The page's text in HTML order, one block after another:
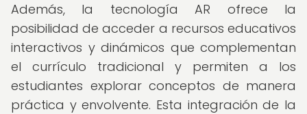
Además, la tecnología AR ofrece la
posibilidad de acceder a recursos educativos
interactivos y dinámicos que complementan
el currículo tradicional y permiten a los
estudiantes explorar conceptos de manera
práctica y envolvente. Esta integración de la